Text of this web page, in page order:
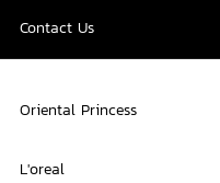
Contact Us
Oriental Princess
L'oreal